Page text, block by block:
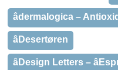
âdermalogica –
âDesertøren
âDesign Letters –